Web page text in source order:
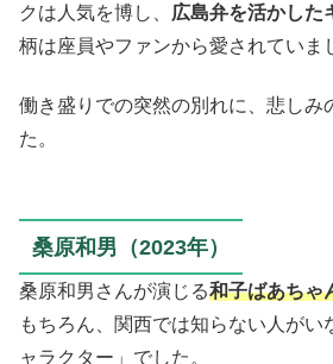
クは人気を博し、 広島弁を活かした
柄は座員やファンから愛されていま
働き盛りでの突然の別れに、悲しみ
た。
桑原和男（2023年）
桑原和男さんが演じる和子ばあちゃ
もちろん、関西では知らない人がい
ャラクター」でした。